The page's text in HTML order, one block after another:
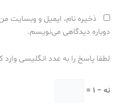
ذخیره نام، ایمیل و وبسایت
دوباره دیدگاهی می‌نویسم.
لطفا پاسخ را به عدد انگلیسی وارد
نه − 1 =